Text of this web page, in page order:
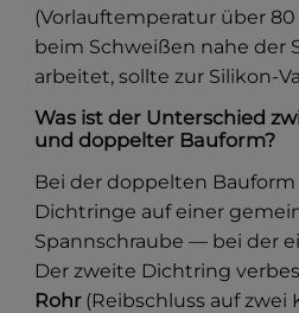
(Vorlauftemperatur über
beim Schweißen nahe der
arbeitet, sollte zur Silikon-
Was ist der Unterschied
und doppelter Bauform?
Bei der doppelten Bauform
Dichtringe auf einer
Spannschraube — bei der
Der zweite Dichtring
Rohr(Reibschluss auf zwei